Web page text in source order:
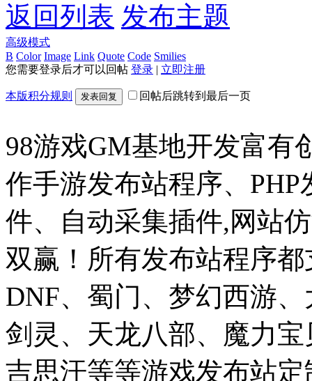
返回列表 发布主题
高级模式
B Color Image Link Quote Code Smilies
您需要登录后才可以回帖 登录 | 立即注册
本版积分规则 发表回复 回帖后跳转到最后一页
98游戏GM基地开发富有
作手游发布站程序、
件、自动采集插件,网站
双赢！所有发布站程序
DNF、蜀门、梦幻西游
剑灵、天龙八部、魔力
吉思汗等等游戏发布站定